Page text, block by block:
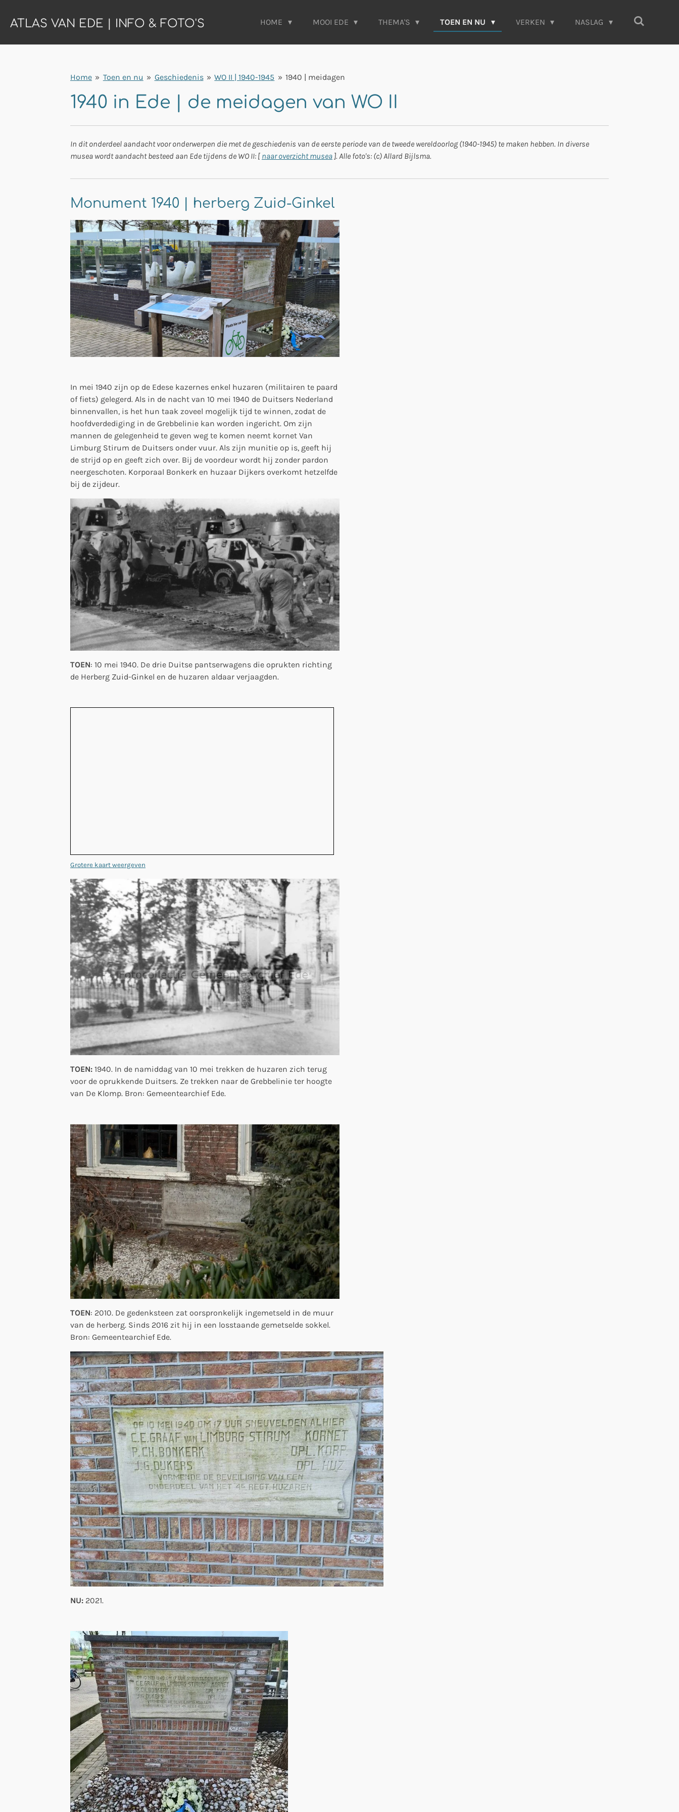
direct
de
ATLAS VAN EDE | INFO & FOTO'S HOME MOOI EDE THEMA'S TOEN EN NU VERKEN NASLAG
Home » Toen en nu » Geschiedenis » WO II | 1940-1945 » 1940 | meidagen
1940 in Ede | de meidagen van WO II
In dit onderdeel aandacht voor onderwerpen die met de geschiedenis van de eerste periode van de tweede wereldoorlog (1940-1945) te maken hebben. In diverse
musea wordt aandacht besteed aan Ede tijdens de WO II: [ naar overzicht musea ]. Alle foto's: (c) Allard Bijlsma.
Monument 1940 | herberg Zuid-Ginkel
In mei 1940 zijn op de Edese kazernes enkel huzaren (militairen te paard
of fiets) gelegerd. Als in de nacht van 10 mei 1940 de Duitsers Nederland
binnenvallen, is het hun taak zoveel mogelijk tijd te winnen, zodat de
hoofdverdediging in de Grebbelinie kan worden ingericht. Om zijn
mannen de gelegenheid te geven weg te komen neemt kornet Van
Limburg Stirum de Duitsers onder vuur. Als zijn munitie op is, geeft hij
de strijd op en geeft zich over. Bij de voordeur wordt hij zonder pardon
neergeschoten. Korporaal Bonkerk en huzaar Dijkers overkomt hetzelfde
bij de zijdeur.
TOEN: 10 mei 1940. De drie Duitse pantserwagens die oprukten richting
de Herberg Zuid-Ginkel en de huzaren aldaar verjaagden.
Grotere kaart weergeven
TOEN: 1940. In de namiddag van 10 mei trekken de huzaren zich terug
voor de oprukkende Duitsers. Ze trekken naar de Grebbelinie ter hoogte
van De Klomp. Bron: Gemeentearchief Ede.
TOEN: 2010. De gedenksteen zat oorspronkelijk ingemetseld in de muur
van de herberg. Sinds 2016 zit hij in een losstaande gemetselde sokkel.
Bron: Gemeentearchief Ede.
NU: 2021.